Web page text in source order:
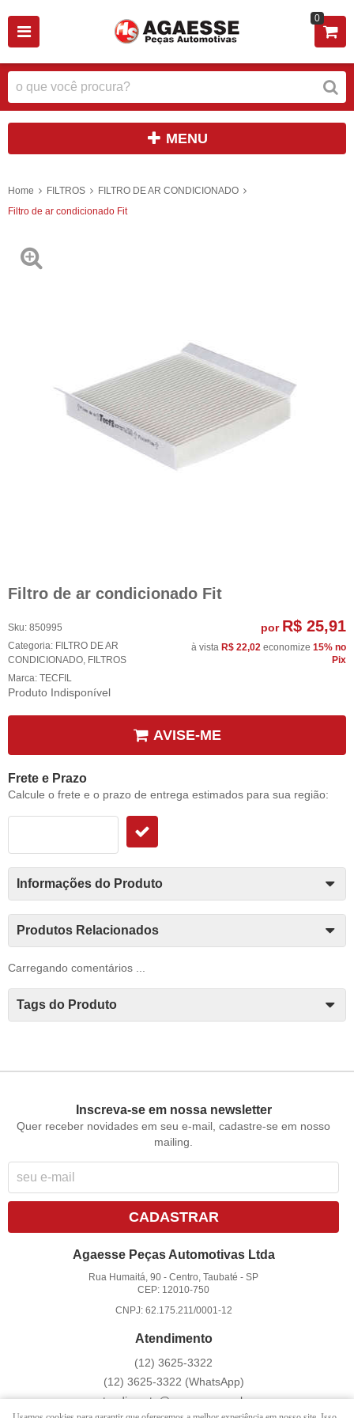
0
MENU
Home FILTROS
FILTRO DE AR CONDICIONADO
Filtro de ar condicionado Fit
Filtro de ar condicionado Fit
Sku: 850995
Categoria: FILTRO DE AR
CONDICIONADO, FILTROS
Marca: TECFIL
Produto Indisponível
por R$ 25,91
à vista R$ 22,02 economize 15% no
Pix
AVISE-ME
Frete e Prazo
Calcule o frete e o prazo de entrega estimados para sua região:
Informações do Produto
Produtos Relacionados
Carregando comentários ...
Tags do Produto
Inscreva-se em nossa newsletter
Quer receber novidades em seu e-mail, cadastre-se em nosso
mailing.
CADASTRAR
Agaesse Peças Automotivas Ltda
Rua Humaitá, 90 -Centro, Taubaté -SP
CEP: 12010-750
CNPJ: 62.175.211/0001-12
Atendimento
(12) 3625-3322
(12) 3625-3322 (WhatsApp)
atendimento@agaesse.com.br